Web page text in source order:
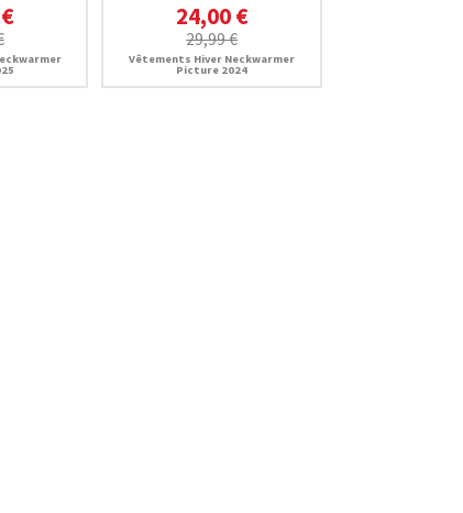
24,00 €
29,99 €
Vêtements Hiver Neckwarmer
Picture 2024